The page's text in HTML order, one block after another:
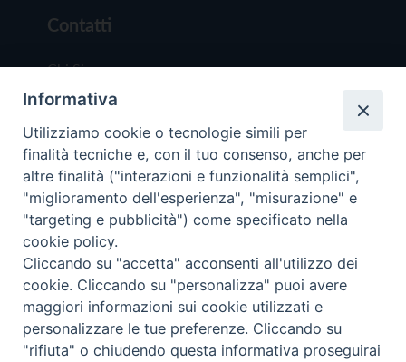
Contatti
Chi Siamo
Redazione
Scrivici
Copyright © 2019 - Tutti i diritti riservati - Vita
Trentina Editrice
Privacy Policy
Torna
Informativa
Utilizziamo cookie o tecnologie simili per
finalità tecniche e, con il tuo consenso, anche per
altre finalità ("interazioni e funzionalità semplici",
"miglioramento dell'esperienza", "misurazione" e
"targeting e pubblicità") come specificato nella
cookie policy.
Cliccando su "accetta" acconsenti all'utilizzo dei
cookie. Cliccando su "personalizza" puoi avere
maggiori informazioni sui cookie utilizzati e
personalizzare le tue preferenze. Cliccando su
"rifiuta" o chiudendo questa informativa proseguirai